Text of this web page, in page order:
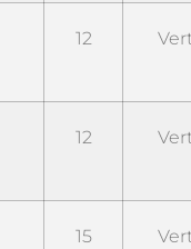
12
12
15